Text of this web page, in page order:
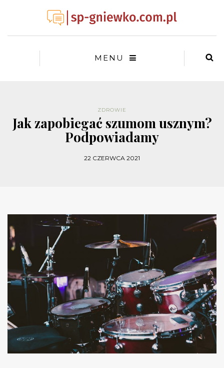
MENU
ZDROWIE
Jak zapobiegać szumom usznym?
Podpowiadamy
22 CZERWCA 2021